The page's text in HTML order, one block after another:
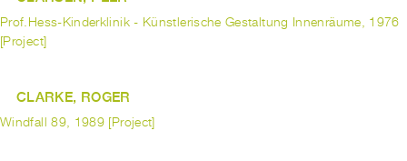
Prof.Hess-Kinderklinik - Künstlerische Gestaltung Innenräume, 1976
[Project]
CLARKE, ROGER
Windfall 89, 1989 [Project]